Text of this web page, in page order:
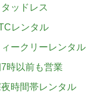
ッドレス
レンタル
ークリーレンタル
時以前も営業
時間帯レンタル